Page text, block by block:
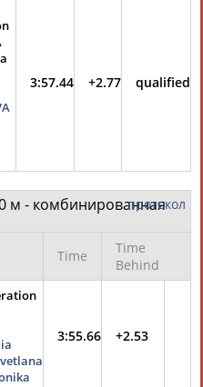
3:57.44 +2.77 qualified
протокол
м - комбинированная
Time
Time
Behind
3:55.66 +2.53